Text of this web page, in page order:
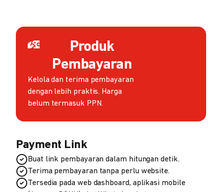
Produk
Pembayaran
Kelola dan terima pembayaran
dengan lebih praktis. Harga
belum termasuk PPN.
Payment Link
Buat link pembayaran dalam hitungan detik.
Terima pembayaran tanpa perlu website.
Tersedia pada web dashboard, aplikasi mobile